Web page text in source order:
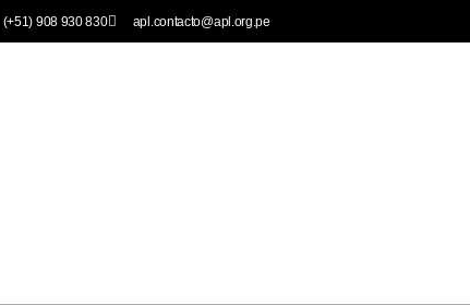
(+51) 908 930 830 apl.contacto@apl.org.pe